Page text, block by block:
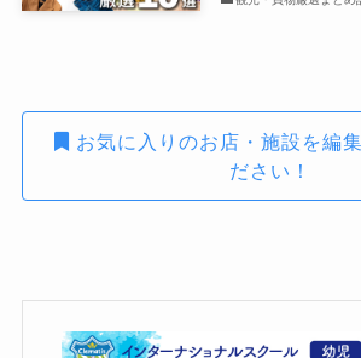
お気に入りのお店・施設を編
ださい！